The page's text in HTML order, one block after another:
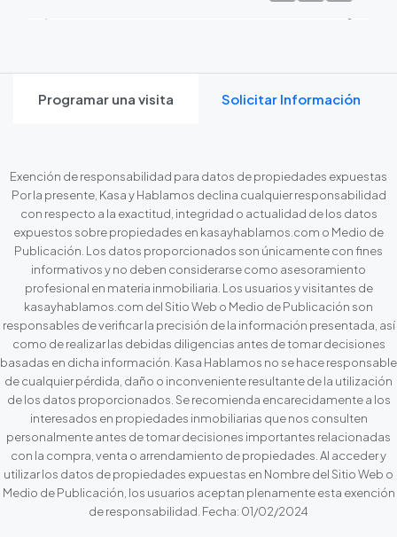
Programar una visita Solicitar Información
Exención de responsabilidad para datos de propiedades expuestas
Por la presente, Kasa y Hablamos declina cualquier responsabilidad
con respecto a la exactitud, integridad o actualidad de los datos
expuestos sobre propiedades en kasayhablamos.com o Medio de
Publicación. Los datos proporcionados son únicamente con fines
informativos y no deben considerarse como asesoramiento
profesional en materia inmobiliaria. Los usuarios y visitantes de
kasayhablamos.com del Sitio Web o Medio de Publicación son
responsables de verificar la precisión de la información presentada, así
como de realizar las debidas diligencias antes de tomar decisiones
basadas en dicha información. Kasa Hablamos no se hace responsable
de cualquier pérdida, daño o inconveniente resultante de la utilización
de los datos proporcionados. Se recomienda encarecidamente a los
interesados en propiedades inmobiliarias que nos consulten
personalmente antes de tomar decisiones importantes relacionadas
con la compra, venta o arrendamiento de propiedades. Al acceder y
utilizar los datos de propiedades expuestas en Nombre del Sitio Web o
Medio de Publicación, los usuarios aceptan plenamente esta exención
de responsabilidad. Fecha: 01/02/2024